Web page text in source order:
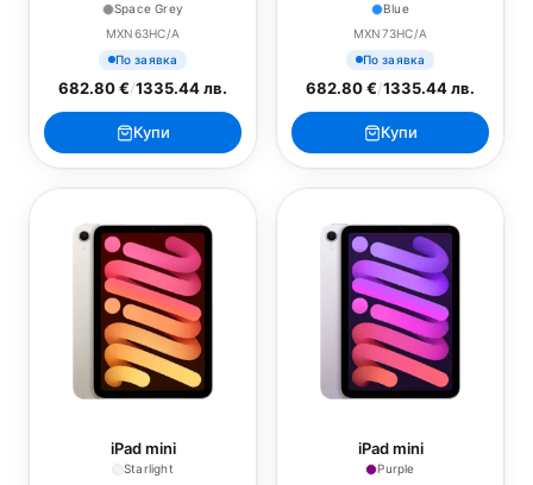
Space Grey
MXN63HC/A
По заявка
682.80 €/1335.44 лв.
Купи
Blue
MXN73HC/A
По заявка
682.80 €/1335.44 лв.
Купи
iPad mini
Starlight
iPad mini
Purple